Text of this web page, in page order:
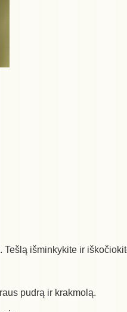
išminkykite ir
pudrą ir krakmolą.